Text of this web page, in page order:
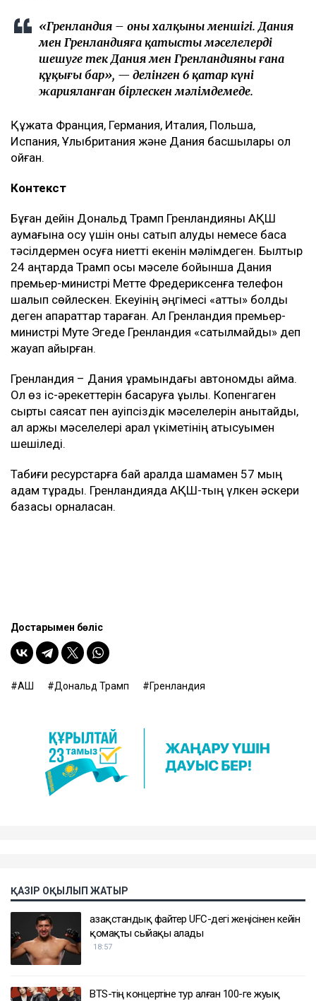
«Гренландия – оның халқының меншігі. Дания
мен Гренландияға қатысты мәселелерді
шешуге тек Дания мен Гренландияның ғана
құқығы бар», — делінген 6 қаңтар күні
жарияланған бірлескен мәлімдемеде.
Құжатқа Франция, Германия, Италия, Польша,
Испания, Ұлыбритания және Дания басшылары қол
қойған.
Контекст
Бұған дейін Дональд Трамп Гренландияны АҚШ
аумағына қосу үшін оны сатып алуды немесе басқа
тәсілдермен қосуға ниетті екенін мәлімдеген. Былтыр
24 қаңтарда Трамп осы мәселе бойынша Дания
премьер-министрі Метте Фредериксенға телефон
шалып сөйлескен. Екеуінің әңгімесі «қатты» болды
деген ақпараттар тараған. Ал Гренландия премьер-
министрі Муте Эгеде Гренландия «сатылмайды» деп
жауап қайырған.
Гренландия – Дания құрамындағы автономды аймақ.
Ол өз іс-әрекеттерін басқаруға құқылы. Копенгаген
сыртқы саясат пен қауіпсіздік мәселелерін анықтайды,
ал қаржы мәселелері арал үкіметінің қатысуымен
шешіледі.
Табиғи ресурстарға бай аралда шамамен 57 мың
адам тұрады. Гренландияда АҚШ-тың үлкен әскери
базасы орналасқан.
Достарыңмен бөліс
АҚШ Дональд Трамп Гренландия
ҚАЗІР ОҚЫЛЫП ЖАТЫР
Қазақстандық файтер UFC-дегі жеңісінен кейін
қомақты сыйақы алады
18:57
BTS-тің концертіне тур алған 100-ге жуық